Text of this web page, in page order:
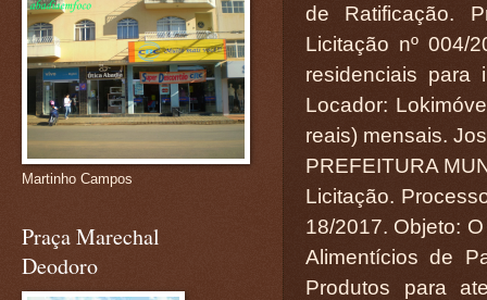
de Ratificação.
Licitação nº 004/
residenciais para
Locador:
reais) mensais.
PREFEITURA
Licitação.
18/2017. Objeto:
Alimentícios de
Produtos para
Martinho Campos
Praça Marechal
Deodoro